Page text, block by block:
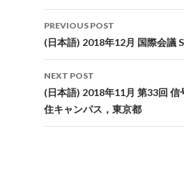
Post
navigation
PREVIOUS POST
(日本語) 2018年12月 国際会議
NEXT POST
(日本語) 2018年11月 第33回
住キャンパス，東京都